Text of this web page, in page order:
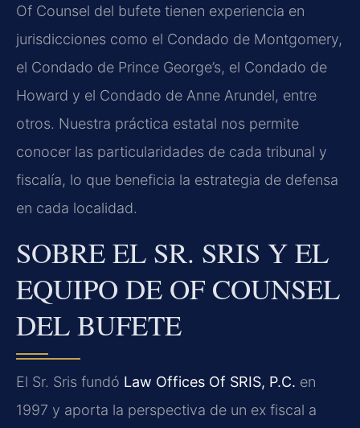
Of Counsel del bufete tienen experiencia en
jurisdicciones como el Condado de Montgomery,
el Condado de Prince George’s, el Condado de
Howard y el Condado de Anne Arundel, entre
otros. Nuestra práctica estatal nos permite
conocer las particularidades de cada tribunal y
fiscalía, lo que beneficia la estrategia de defensa
en cada localidad.
SOBRE EL SR. SRIS Y EL
EQUIPO DE OF COUNSEL
DEL BUFETE
El Sr. Sris fundó Law Offices Of SRIS, P.C. en
1997 y aporta la perspectiva de un ex fiscal a